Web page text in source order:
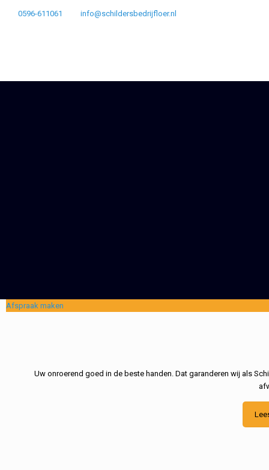
0596-611061 info@schildersbedrijfloer.nl
Afspraak maken
Uw onroerend goed in de beste handen. Dat garanderen wij als